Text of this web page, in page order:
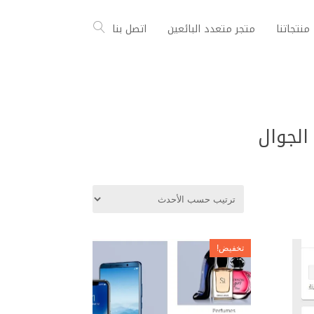
منتجاتنا متجر متعدد البائعين اتصل بنا
تخفيض!